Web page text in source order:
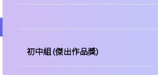
初中組 (傑出作品獎)